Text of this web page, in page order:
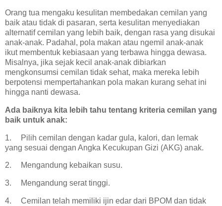
Orang tua mengaku kesulitan membedakan cemilan yang
baik atau tidak di pasaran, serta kesulitan menyediakan
alternatif cemilan yang lebih baik, dengan rasa yang disukai
anak-anak. Padahal, pola makan atau ngemil anak-anak
ikut membentuk kebiasaan yang terbawa hingga dewasa.
Misalnya, jika sejak kecil anak-anak dibiarkan
mengkonsumsi cemilan tidak sehat, maka mereka lebih
berpotensi mempertahankan pola makan kurang sehat ini
hingga nanti dewasa.
Ada baiknya kita lebih tahu tentang kriteria cemilan yang
baik untuk anak:
1.
Pilih cemilan dengan kadar gula, kalori, dan lemak
yang sesuai dengan Angka Kecukupan Gizi (AKG) anak.
2. Mengandung kebaikan susu.
3. Mengandung serat tinggi.
4.
Cemilan telah memiliki ijin edar dari BPOM dan tidak